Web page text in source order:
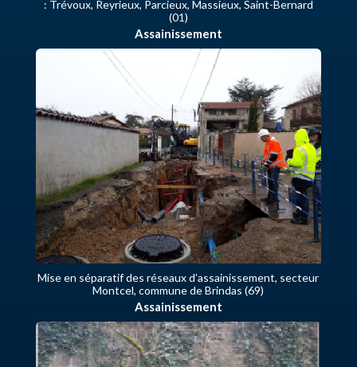
: Trévoux, Reyrieux, Parcieux, Massieux, Saint-Bernard
(01)
Assainissement
Mise en séparatif des réseaux d’assainissement, secteur
Montcel, commune de Brindas (69)
Assainissement